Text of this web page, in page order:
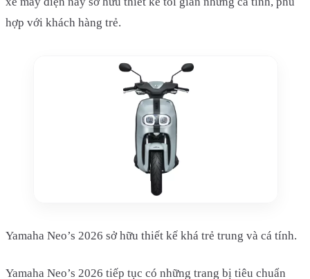
hợp với khách hàng trẻ.
Yamaha Neo’s 2026 sở hữu thiết kế khá trẻ trung và cá tính.
Yamaha Neo’s 2026 tiếp tục có những trang bị tiêu chuẩn